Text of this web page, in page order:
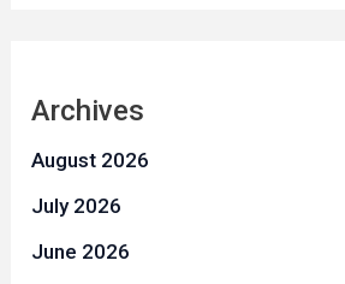
Archives
August 2026
July 2026
June 2026